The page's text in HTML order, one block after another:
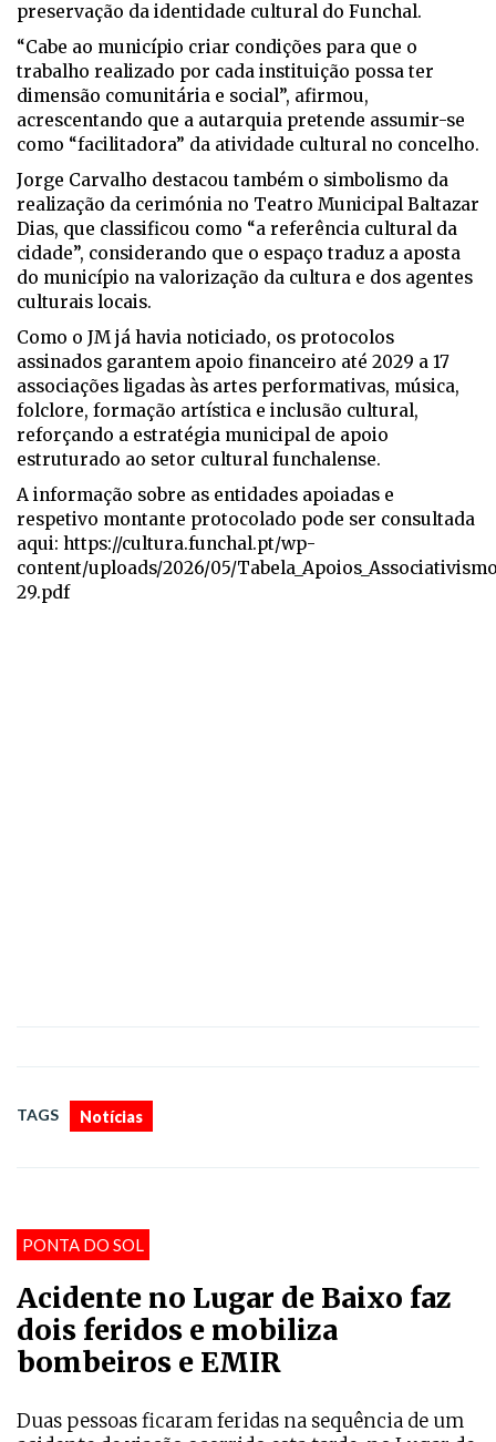
preservação da identidade cultural do Funchal.
“Cabe ao município criar condições para que o
trabalho realizado por cada instituição possa ter
dimensão comunitária e social”, afirmou,
acrescentando que a autarquia pretende assumir-se
como “facilitadora” da atividade cultural no concelho.
Jorge Carvalho destacou também o simbolismo da
realização da cerimónia no Teatro Municipal Baltazar
Dias, que classificou como “a referência cultural da
cidade”, considerando que o espaço traduz a aposta
do município na valorização da cultura e dos agentes
culturais locais.
Como o JM já havia noticiado, os protocolos
assinados garantem apoio financeiro até 2029 a 17
associações ligadas às artes performativas, música,
folclore, formação artística e inclusão cultural,
reforçando a estratégia municipal de apoio
estruturado ao setor cultural funchalense.
A informação sobre as entidades apoiadas e
respetivo montante protocolado pode ser consultada
aqui: https://cultura.funchal.pt/wp-
content/uploads/2026/05/
29.pdf
TAGS Notícias
PONTA DO SOL
Acidente no Lugar de Baixo faz
dois feridos e mobiliza
bombeiros e EMIR
Duas pessoas ficaram feridas na sequência de um